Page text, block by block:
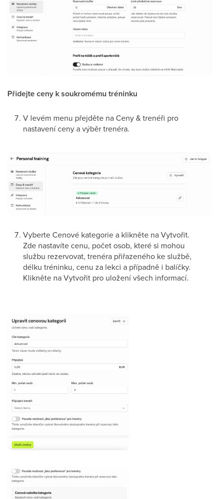
Přidejte ceny k soukromému tréninku
V levém menu přejděte na Ceny & trenéři pro
nastavení ceny a výběr trenéra.
Vyberte Cenové kategorie a klikněte na Vytvořit.
Zde nastavíte cenu, počet osob, které si mohou
službu rezervovat, trenéra přiřazeného ke službě,
délku tréninku, cenu za lekci a případně i balíčky.
Klikněte na Vytvořit pro uložení všech informací.